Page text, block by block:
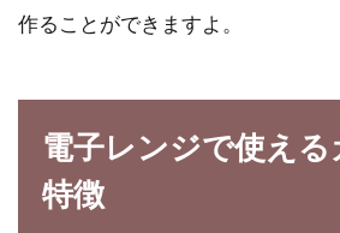
夫？寒い季節で
カレーは大鍋で作る
作ることができますよ。
電子レンジで使え
特徴